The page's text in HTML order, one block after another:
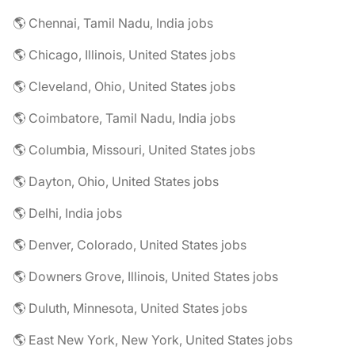
🌎 Chennai, Tamil Nadu, India jobs
🌎 Chicago, Illinois, United States jobs
🌎 Cleveland, Ohio, United States jobs
🌎 Coimbatore, Tamil Nadu, India jobs
🌎 Columbia, Missouri, United States jobs
🌎 Dayton, Ohio, United States jobs
🌎 Delhi, India jobs
🌎 Denver, Colorado, United States jobs
🌎 Downers Grove, Illinois, United States jobs
🌎 Duluth, Minnesota, United States jobs
🌎 East New York, New York, United States jobs